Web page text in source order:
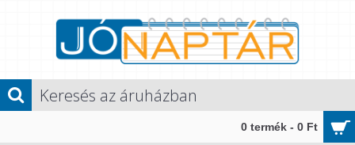
0 termék - 0 Ft